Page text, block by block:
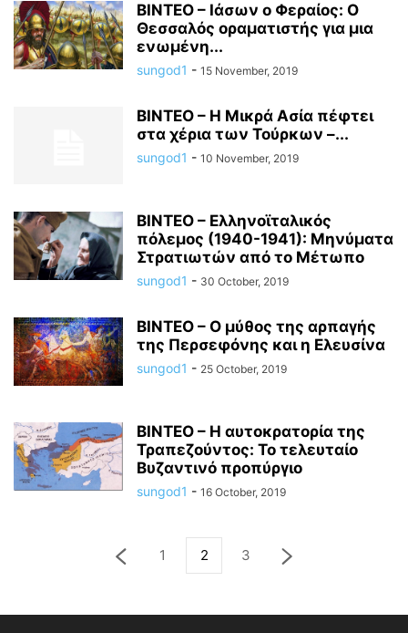
ΒΙΝΤΕΟ – Ιάσων ο Φεραίος: Ο
Θεσσαλός οραματιστής για μια
ενωμένη...
sungod1 - 15 November, 2019
ΒΙΝΤΕΟ – Η Μικρά Ασία πέφτει
στα χέρια των Τούρκων –...
sungod1 - 10 November, 2019
ΒΙΝΤΕΟ – Ελληνοϊταλικός
πόλεμος (1940-1941): Μηνύματα
Στρατιωτών από το Μέτωπο
sungod1 - 30 October, 2019
ΒΙΝΤΕΟ – Ο μύθος της αρπαγής
της Περσεφόνης και η Ελευσίνα
sungod1 - 25 October, 2019
ΒΙΝΤΕΟ – Η αυτοκρατορία της
Τραπεζούντος: Το τελευταίο
Βυζαντινό προπύργιο
sungod1 - 16 October, 2019
1 2 3